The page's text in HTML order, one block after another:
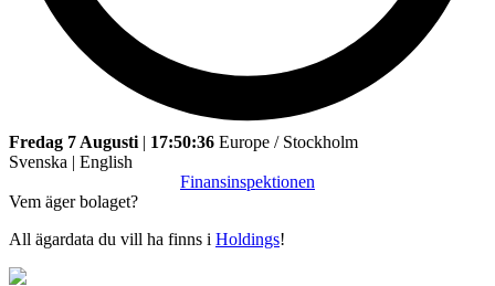
Fredag 7 Augusti | 17:50:36 Europe / Stockholm
Svenska | English
Finansinspektionen
Vem äger bolaget?
All ägardata du vill ha finns i Holdings!